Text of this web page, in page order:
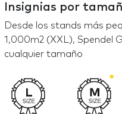
Insignias por
Desde los stands más
1,000m2 (XXL), Spendel
cualquier tamaño